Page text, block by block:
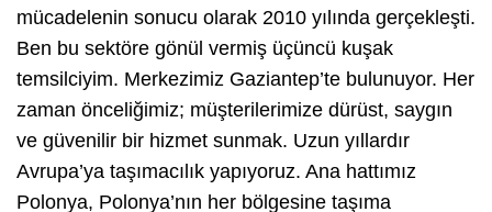
mücadelenin sonucu olarak 2010 yılında gerçekleşti.
Ben bu sektöre gönül vermiş üçüncü kuşak
temsilciyim. Merkezimiz Gaziantep’te bulunuyor. Her
zaman önceliğimiz; müşterilerimize dürüst, saygın
ve güvenilir bir hizmet sunmak. Uzun yıllardır
Avrupa’ya taşımacılık yapıyoruz. Ana hattımız
Polonya, Polonya’nın her bölgesine taşıma